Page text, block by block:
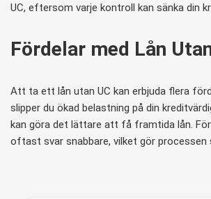
UC, eftersom varje kontroll kan sänka din
Fördelar med Lån
Att ta ett lån utan UC kan erbjuda flera
slipper du ökad belastning på din
kan göra det lättare att få framtida lån.
oftast svar snabbare, vilket gör processen